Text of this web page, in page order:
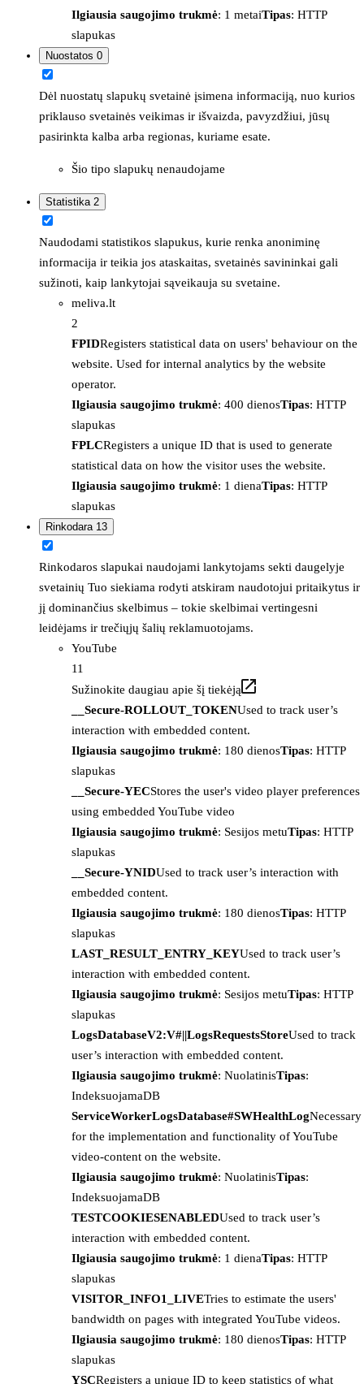
Ilgiausia saugojimo trukmė: 1 metaiTipas: HTTP
slapukas
Nuostatos 0
Dėl nuostatų slapukų svetainė įsimena informaciją, nuo kurios
priklauso svetainės veikimas ir išvaizda, pavyzdžiui, jūsų
pasirinkta kalba arba regionas, kuriame esate.
Šio tipo slapukų nenaudojame
Statistika 2
Naudodami statistikos slapukus, kurie renka anoniminę
informacija ir teikia jos ataskaitas, svetainės savininkai gali
sužinoti, kaip lankytojai sąveikauja su svetaine.
meliva.lt
2
FPIDRegisters statistical data on users' behaviour on the
website. Used for internal analytics by the website
operator.
Ilgiausia saugojimo trukmė: 400 dienosTipas: HTTP
slapukas
FPLCRegisters a unique ID that is used to generate
statistical data on how the visitor uses the website.
Ilgiausia saugojimo trukmė: 1 dienaTipas: HTTP
slapukas
Rinkodara 13
Rinkodaros slapukai naudojami lankytojams sekti daugelyje
svetainių Tuo siekiama rodyti atskiram naudotojui pritaikytus ir
jį dominančius skelbimus – tokie skelbimai vertingesni
leidėjams ir trečiųjų šalių reklamuotojams.
YouTube
11
Sužinokite daugiau apie šį tiekėją
__Secure-ROLLOUT_TOKENUsed to track user’s
interaction with embedded content.
Ilgiausia saugojimo trukmė: 180 dienosTipas: HTTP
slapukas
__Secure-YECStores the user's video player preferences
using embedded YouTube video
Ilgiausia saugojimo trukmė: Sesijos metuTipas: HTTP
slapukas
__Secure-YNIDUsed to track user’s interaction with
embedded content.
Ilgiausia saugojimo trukmė: 180 dienosTipas: HTTP
slapukas
LAST_RESULT_ENTRY_KEYUsed to track user’s
interaction with embedded content.
Ilgiausia saugojimo trukmė: Sesijos metuTipas: HTTP
slapukas
LogsDatabaseV2:V#||LogsRequestsStoreUsed to track
user’s interaction with embedded content.
Ilgiausia saugojimo trukmė: NuolatinisTipas:
IndeksuojamaDB
ServiceWorkerLogsDatabase#SWHealthLogNecessary
for the implementation and functionality of YouTube
video-content on the website.
Ilgiausia saugojimo trukmė: NuolatinisTipas:
IndeksuojamaDB
TESTCOOKIESENABLEDUsed to track user’s
interaction with embedded content.
Ilgiausia saugojimo trukmė: 1 dienaTipas: HTTP
slapukas
VISITOR_INFO1_LIVETries to estimate the users'
bandwidth on pages with integrated YouTube videos.
Ilgiausia saugojimo trukmė: 180 dienosTipas: HTTP
slapukas
YSCRegisters a unique ID to keep statistics of what